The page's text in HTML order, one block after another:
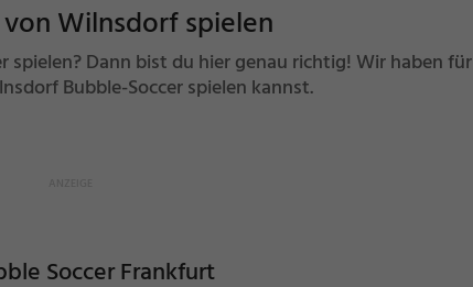
Wilnsdorf spielen
spielen? Dann bist du hier genau richtig! Wir haben für
Bubble-Soccer spielen kannst.
Soccer Frankfurt